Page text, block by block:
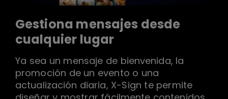
Gestiona mensajes desde
cualquier lugar
Ya sea un mensaje de bienvenida, la
promoción de un evento o una
actualización diaria, X-Sign te permite